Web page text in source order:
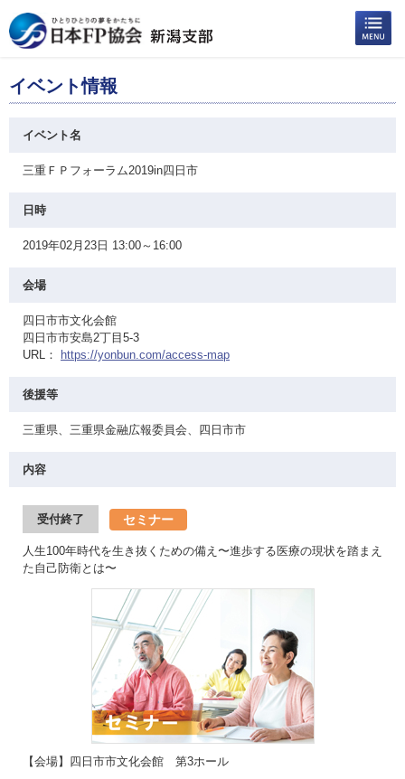
イベント情報
イベント名
三重ＦＰフォーラム2019in四日市
日時
2019年02月23日 13:00～16:00
会場
四日市市文化会館
四日市市安島2丁目5-3
URL：
https://yonbun.com/access-map
後援等
三重県、三重県金融広報委員会、四日市市
内容
受付終了 セミナー
人生100年時代を生き抜くための備え〜進歩する医療の現状を踏まえ
た自己防衛とは〜
【会場】四日市市文化会館 第3ホール